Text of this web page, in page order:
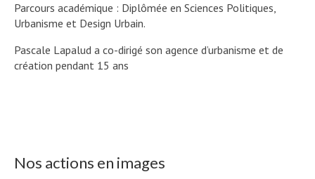
Parcours académique : Diplômée en Sciences Politiques,
Urbanisme et Design Urbain.
Pascale Lapalud a co-dirigé son agence d’urbanisme et de
création pendant 15 ans
Nos actions en images